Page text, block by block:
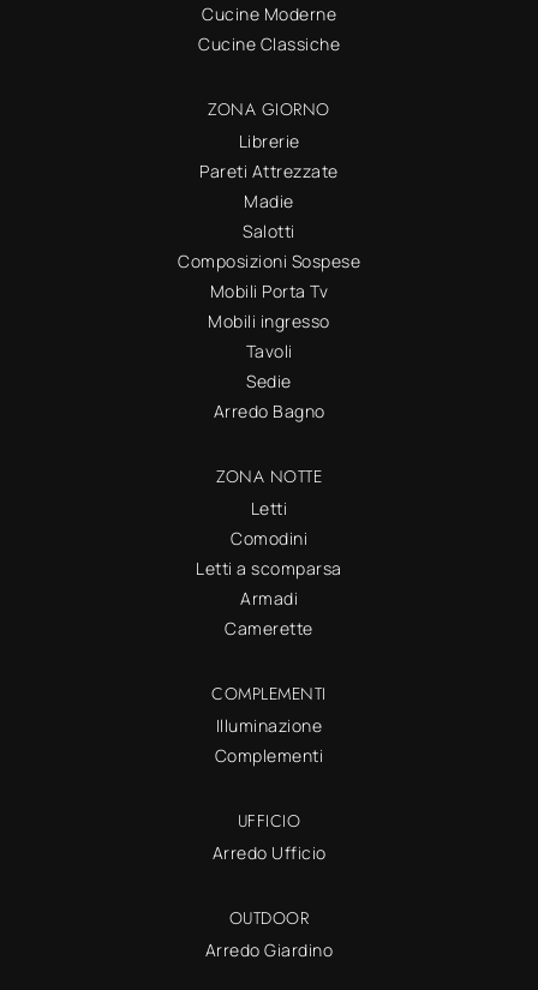
Cucine Moderne
Cucine Classiche
ZONA GIORNO
Librerie
Pareti Attrezzate
Madie
Salotti
Composizioni Sospese
Mobili Porta Tv
Mobili ingresso
Tavoli
Sedie
Arredo Bagno
ZONA NOTTE
Letti
Comodini
Letti a scomparsa
Armadi
Camerette
COMPLEMENTI
Illuminazione
Complementi
UFFICIO
Arredo Ufficio
OUTDOOR
Arredo Giardino